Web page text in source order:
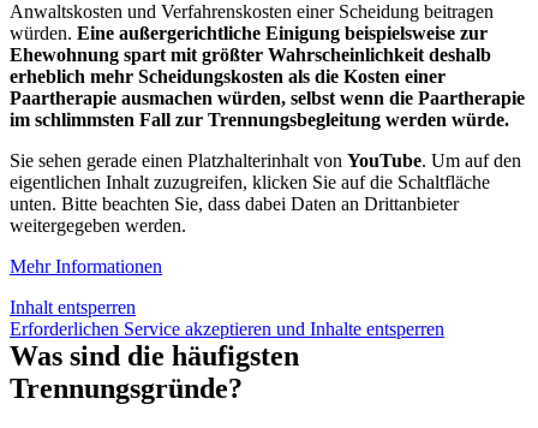
Anwaltskosten und Verfahrenskosten einer Scheidung beitragen
würden. Eine außergerichtliche Einigung beispielsweise zur
Ehewohnung spart mit größter Wahrscheinlichkeit deshalb
erheblich mehr Scheidungskosten als die Kosten einer
Paartherapie ausmachen würden, selbst wenn die Paartherapie
im schlimmsten Fall zur Trennungsbegleitung werden würde.
Sie sehen gerade einen Platzhalterinhalt von YouTube. Um auf den
eigentlichen Inhalt zuzugreifen, klicken Sie auf die Schaltfläche
unten. Bitte beachten Sie, dass dabei Daten an Drittanbieter
weitergegeben werden.
Mehr Informationen
Inhalt entsperren
Erforderlichen Service akzeptieren und Inhalte entsperren
Was sind die häufigsten
Trennungsgründe?